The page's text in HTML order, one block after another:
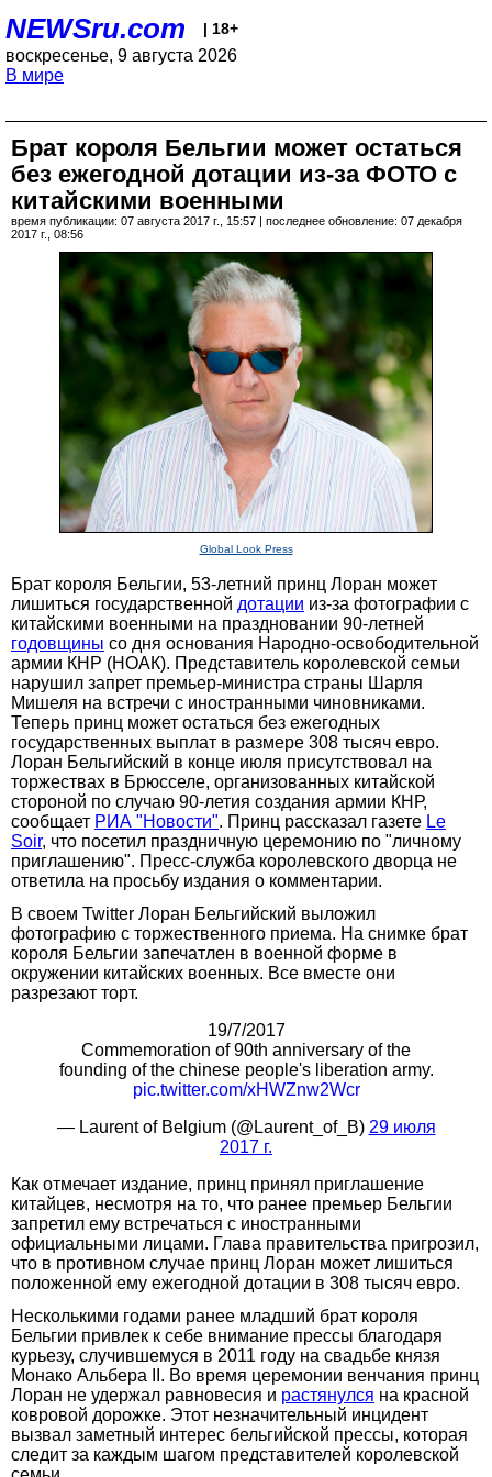
NEWSru.com | 18+
воскресенье, 9 августа 2026
В мире
Брат короля Бельгии может остаться
без ежегодной дотации из-за ФОТО с
китайскими военными
время публикации: 07 августа 2017 г., 15:57 | последнее обновление: 07 декабря
2017 г., 08:56
Global Look Press
Брат короля Бельгии, 53-летний принц Лоран может
лишиться государственной дотации из-за фотографии с
китайскими военными на праздновании 90-летней
годовщины со дня основания Народно-освободительной
армии КНР (НОАК). Представитель королевской семьи
нарушил запрет премьер-министра страны Шарля
Мишеля на встречи с иностранными чиновниками.
Теперь принц может остаться без ежегодных
государственных выплат в размере 308 тысяч евро.
Лоран Бельгийский в конце июля присутствовал на
торжествах в Брюсселе, организованных китайской
стороной по случаю 90-летия создания армии КНР,
сообщает РИА "Новости". Принц рассказал газете Le
Soir, что посетил праздничную церемонию по "личному
приглашению". Пресс-служба королевского дворца не
ответила на просьбу издания о комментарии.
В своем Twitter Лоран Бельгийский выложил
фотографию с торжественного приема. На снимке брат
короля Бельгии запечатлен в военной форме в
окружении китайских военных. Все вместе они
разрезают торт.
19/7/2017
Commemoration of 90th anniversary of the
founding of the chinese people's liberation army.
pic.twitter.com/xHWZnw2Wcr
— Laurent of Belgium (@Laurent_of_B) 29 июля
2017 г.
Как отмечает издание, принц принял приглашение
китайцев, несмотря на то, что ранее премьер Бельгии
запретил ему встречаться с иностранными
официальными лицами. Глава правительства пригрозил,
что в противном случае принц Лоран может лишиться
положенной ему ежегодной дотации в 308 тысяч евро.
Несколькими годами ранее младший брат короля
Бельгии привлек к себе внимание прессы благодаря
курьезу, случившемуся в 2011 году на свадьбе князя
Монако Альбера II. Во время церемонии венчания принц
Лоран не удержал равновесия и растянулся на красной
ковровой дорожке. Этот незначительный инцидент
вызвал заметный интерес бельгийской прессы, которая
следит за каждым шагом представителей королевской